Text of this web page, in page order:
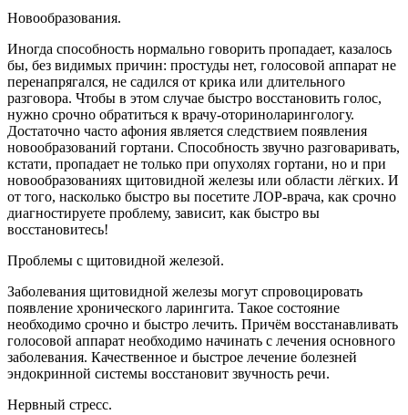
Новообразования.
Иногда способность нормально говорить пропадает, казалось
бы, без видимых причин: простуды нет, голосовой аппарат не
перенапрягался, не садился от крика или длительного
разговора. Чтобы в этом случае быстро восстановить голос,
нужно срочно обратиться к врачу-оториноларингологу.
Достаточно часто афония является следствием появления
новообразований гортани. Способность звучно разговаривать,
кстати, пропадает не только при опухолях гортани, но и при
новообразованиях щитовидной железы или области лёгких. И
от того, насколько быстро вы посетите ЛОР-врача, как срочно
диагностируете проблему, зависит, как быстро вы
восстановитесь!
Проблемы с щитовидной железой.
Заболевания щитовидной железы могут спровоцировать
появление хронического ларингита. Такое состояние
необходимо срочно и быстро лечить. Причём восстанавливать
голосовой аппарат необходимо начинать с лечения основного
заболевания. Качественное и быстрое лечение болезней
эндокринной системы восстановит звучность речи.
Нервный стресс.